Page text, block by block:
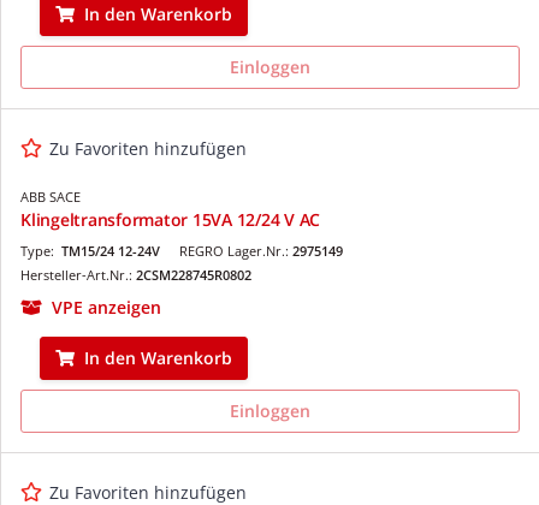
In den Warenkorb
Einloggen
Zu Favoriten hinzufügen
ABB SACE
Klingeltransformator 15VA 12/24 V AC
REGRO Lager.Nr.: 2975149
Type: TM15/24 12-24V
Hersteller-Art.Nr.: 2CSM228745R0802
VPE anzeigen
In den Warenkorb
Einloggen
Zu Favoriten hinzufügen